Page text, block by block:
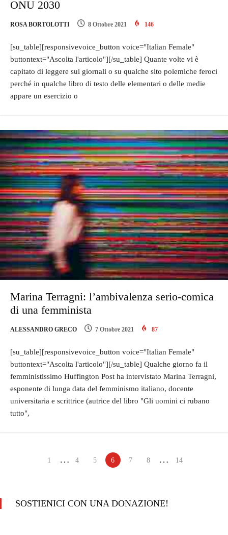
ONU 2030
ROSA BORTOLOTTI 8 Ottobre 2021 146
[su_table][responsivevoice_button voice="Italian Female"
buttontext="Ascolta l'articolo"][/su_table] Quante volte vi è
capitato di leggere sui giornali o su qualche sito polemiche feroci
perché in qualche libro di testo delle elementari o delle medie
appare un esercizio o
Marina Terragni: l’ambivalenza serio-comica
di una femminista
ALESSANDRO GRECO 7 Ottobre 2021 87
[su_table][responsivevoice_button voice="Italian Female"
buttontext="Ascolta l'articolo"][/su_table] Qualche giorno fa il
femministissimo Huffington Post ha intervistato Marina Terragni,
esponente di lunga data del femminismo italiano, docente
universitaria e scrittrice (autrice del libro "Gli uomini ci rubano
tutto",
1 … 4 5 6 7 8 … 14
SOSTIENICI CON UNA DONAZIONE!